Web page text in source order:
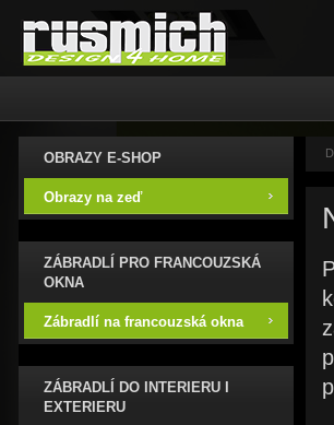
OBRAZY E-SHOP
Obrazy na zeď
ZÁBRADLÍ PRO FRANCOUZSKÁ
OKNA
Zábradlí na francouzská okna
ZÁBRADLÍ DO INTERIERU I
EXTERIERU